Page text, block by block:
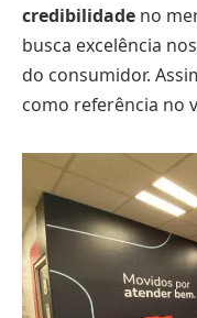
credibilidade no
busca excelência
do consumidor.
como referência no